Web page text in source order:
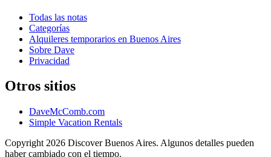
Todas las notas
Categorías
Alquileres temporarios en Buenos Aires
Sobre Dave
Privacidad
Otros sitios
DaveMcComb.com
Simple Vacation Rentals
Copyright 2026 Discover Buenos Aires. Algunos detalles pueden
haber cambiado con el tiempo.